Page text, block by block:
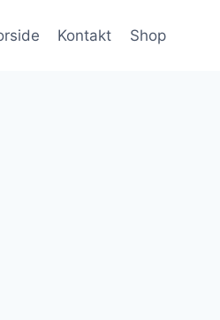
Kontakt Shop